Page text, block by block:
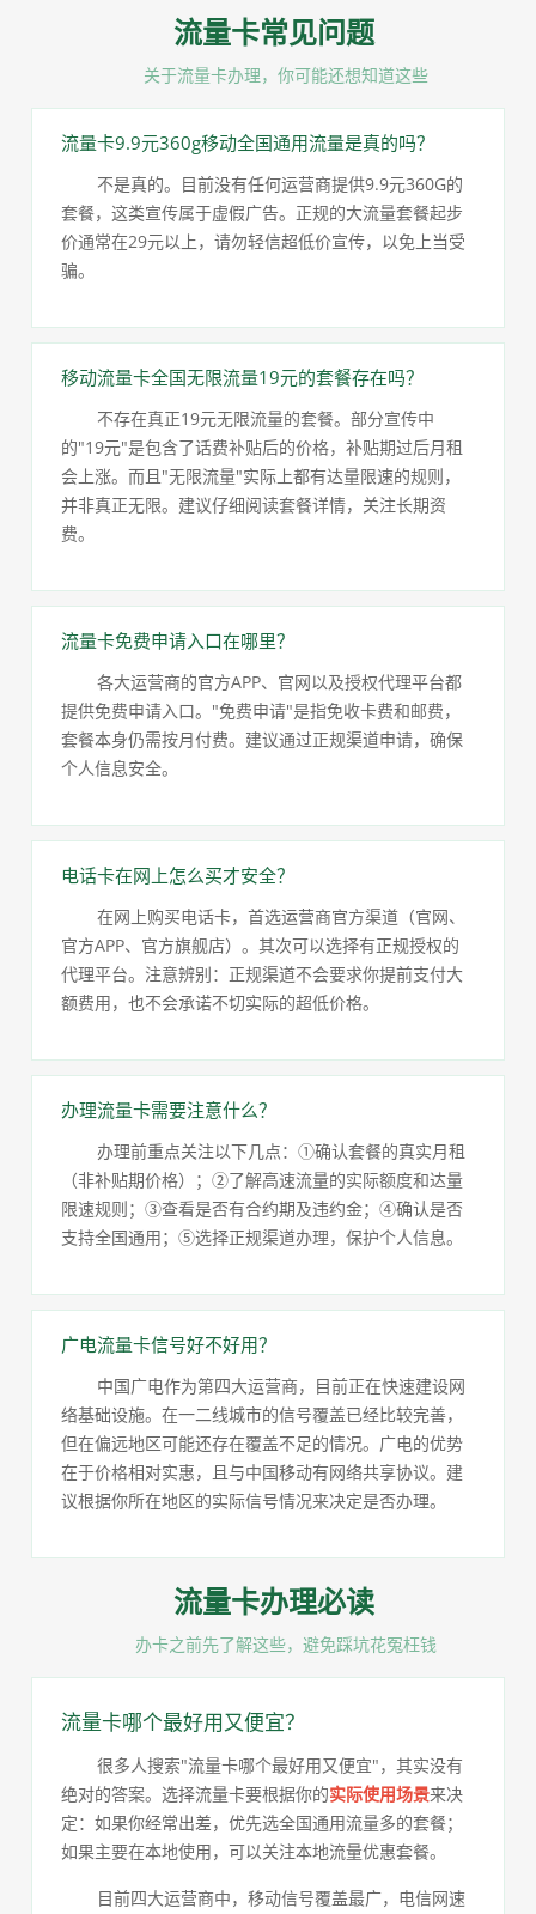
流量卡常见问题
关于流量卡办理，你可能还想知道这些
流量卡9.9元360g移动全国通用流量是真的吗？
不是真的。目前没有任何运营商提供9.9元360G的
套餐，这类宣传属于虚假广告。正规的大流量套餐起步
价通常在29元以上，请勿轻信超低价宣传，以免上当受
骗。
移动流量卡全国无限流量19元的套餐存在吗？
不存在真正19元无限流量的套餐。部分宣传中
的"19元"是包含了话费补贴后的价格，补贴期过后月租
会上涨。而且"无限流量"实际上都有达量限速的规则，
并非真正无限。建议仔细阅读套餐详情，关注长期资
费。
流量卡免费申请入口在哪里？
各大运营商的官方APP、官网以及授权代理平台都
提供免费申请入口。"免费申请"是指免收卡费和邮费，
套餐本身仍需按月付费。建议通过正规渠道申请，确保
个人信息安全。
电话卡在网上怎么买才安全？
在网上购买电话卡，首选运营商官方渠道（官网、
官方APP、官方旗舰店）。其次可以选择有正规授权的
代理平台。注意辨别：正规渠道不会要求你提前支付大
额费用，也不会承诺不切实际的超低价格。
办理流量卡需要注意什么？
办理前重点关注以下几点：①确认套餐的真实月租
（非补贴期价格）；②了解高速流量的实际额度和达量
限速规则；③查看是否有合约期及违约金；④确认是否
支持全国通用；⑤选择正规渠道办理，保护个人信息。
广电流量卡信号好不好用？
中国广电作为第四大运营商，目前正在快速建设网
络基础设施。在一二线城市的信号覆盖已经比较完善，
但在偏远地区可能还存在覆盖不足的情况。广电的优势
在于价格相对实惠，且与中国移动有网络共享协议。建
议根据你所在地区的实际信号情况来决定是否办理。
流量卡办理必读
办卡之前先了解这些，避免踩坑花冤枉钱
流量卡哪个最好用又便宜？
很多人搜索"流量卡哪个最好用又便宜"，其实没有
绝对的答案。选择流量卡要根据你的实际使用场景来决
定：如果你经常出差，优先选全国通用流量多的套餐；
如果主要在本地使用，可以关注本地流量优惠套餐。
目前四大运营商中，移动信号覆盖最广，电信网速